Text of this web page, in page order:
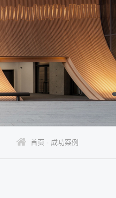
首页 - 成功案例